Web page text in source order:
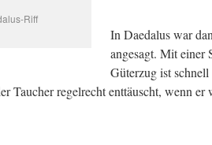
Riff
In Daedalus war
angesagt. Mit einer
Güterzug ist
Taucher regelrecht enttäuscht, wenn er